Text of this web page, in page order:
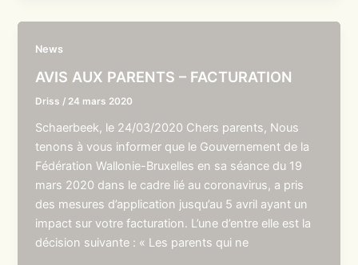
News
AVIS AUX PARENTS – FACTURATION
Driss / 24 mars 2020
Schaerbeek, le 24/03/2020 Chers parents, Nous
tenons à vous informer que le Gouvernement de la
Fédération Wallonie-Bruxelles en sa séance du 19
mars 2020 dans le cadre lié au coronavirus, a pris
des mesures d’application jusqu’au 5 avril ayant un
impact sur votre facturation. L’une d’entre elle est la
décision suivante : « Les parents qui ne